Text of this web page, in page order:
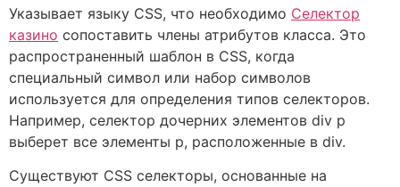
Указывает языку CSS, что необходимо Селектор
казино сопоставить члены атрибутов класса. Это
распространенный шаблон в CSS, когда
специальный символ или набор символов
используется для определения типов селекторов.
Например, селектор дочерних элементов div p
выберет все элементы p, расположенные в div.
Существуют CSS селекторы, основанные на